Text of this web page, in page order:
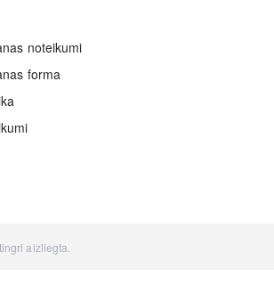
noteikumi
forma
aizliegta.